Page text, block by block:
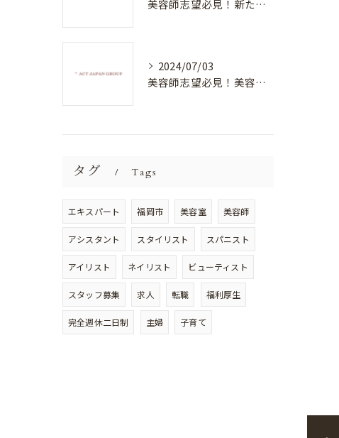
美容師志望必見！新たな価値を創造する美容室でハイレベルな技術を学べる環境
2024/07/03
美容師志望必見！美容室NEWSTANDARDで最高のスキルアップを目指そう！
タグ Tags
エキスパート 福岡市 美容室 美容師
アシスタント スタイリスト スパニスト
アイリスト ネイリスト ビューティスト
スタッフ募集 求人 転職 福利厚生
完全週休二日制 主婦 子育て